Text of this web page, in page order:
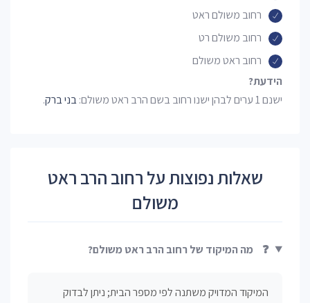
רחוב משולם ראט
רחוב משולם רט
רחוב ראט משולם
הידעת?
ישנם 1 ערים לבהן ישנו רחוב בשם הרב ראט משולם:
בני ברק.
שאלות נפוצות על רחוב הרב ראט
משולם
❓ מה המיקוד של רחוב הרב ראט משולם?
המיקוד המדויק משתנה לפי מספר הבית; ניתן לבדוק